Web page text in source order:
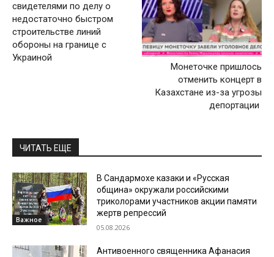
свидетелями по делу о
недостаточно быстром
строительстве линий
обороны на границе с
Украиной
Монеточке пришлось
отменить концерт в
Казахстане из-за угрозы
депортации
ЧИТАТЬ ЕЩЕ
Важное
В Сандармохе казаки и «Русская
община» окружали российскими
триколорами участников акции памяти
жертв репрессий
05.08.2026
Антивоенного священника Афанасия